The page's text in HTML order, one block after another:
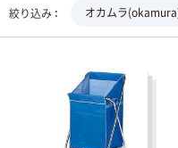
絞り込み オカムラ